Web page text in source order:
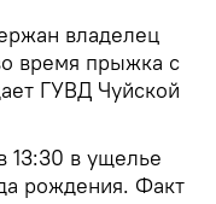
владелец
время прыжка с
ГУВД Чуйской
13:30 в ущелье
рождения. Факт